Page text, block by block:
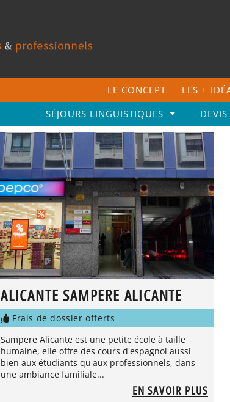
LE CONCEPT LES +
SÉJOURS LINGUISTIQUES
ALICANTE SAMPERE ALICANTE
Frais de dossier offerts
Sampere Alicante est une petite école à taille
humaine, elle offre des cours d'espagnol aussi
bien aux étudiants qu'aux professionnels, dans
une ambiance familiale...
EN SAVOIR PLUS